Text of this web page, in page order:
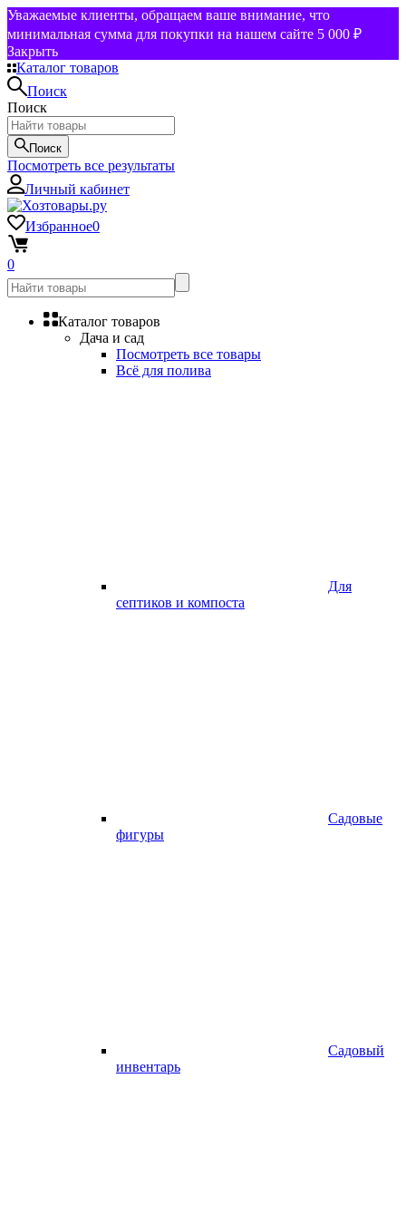
Уважаемые клиенты, обращаем ваше внимание, что
минимальная сумма для покупки на нашем сайте 5 000 ₽
Закрыть
Каталог товаров
Поиск
Поиск
Поиск
Посмотреть все результаты
Личный кабинет
Избранное0
0
Каталог товаров
Дача и сад
Посмотреть все товары
Всё для полива
Для
септиков и компоста
Садовые
фигуры
Садовый
инвентарь